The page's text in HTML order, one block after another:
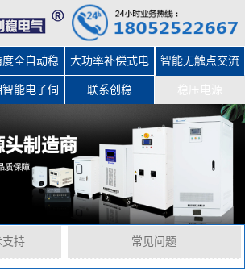
度全自动稳
压器
大功率补偿式电
力稳压器
智能无触点交流
智能电子伺 联系创稳
支持 常见问题